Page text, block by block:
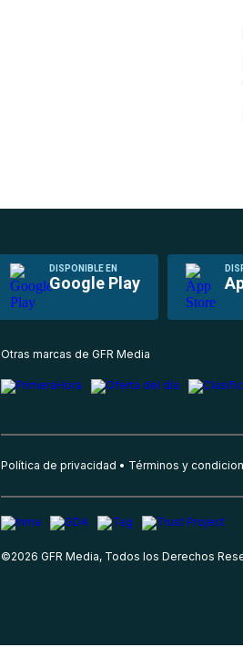
DISPONIBLE EN
Google Play
Otras marcas de GFR Media
Política de privacidad Términos y
©2026 GFR Media, Todos los Derechos